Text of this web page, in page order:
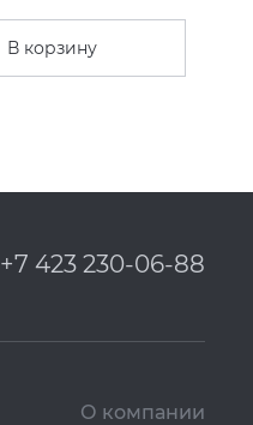
В корзину
+7 423 230-06-88
О компании